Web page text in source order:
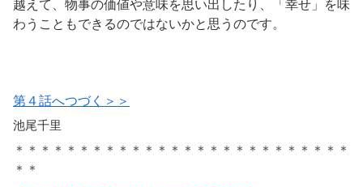
越えて、物事の価値や意味を思い出したり、「幸せ」を味
わうこともできるのではないかと思うのです。
第４話へつづく＞＞
池尾千里
＊＊＊＊＊＊＊＊＊＊＊＊＊＊＊＊＊＊＊＊＊＊＊＊＊＊
＊＊